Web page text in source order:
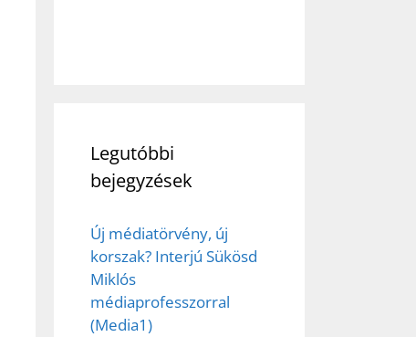
Legutóbbi
bejegyzések
Új médiatörvény, új
korszak? Interjú Sükösd
Miklós
médiaprofesszorral
(Media1)